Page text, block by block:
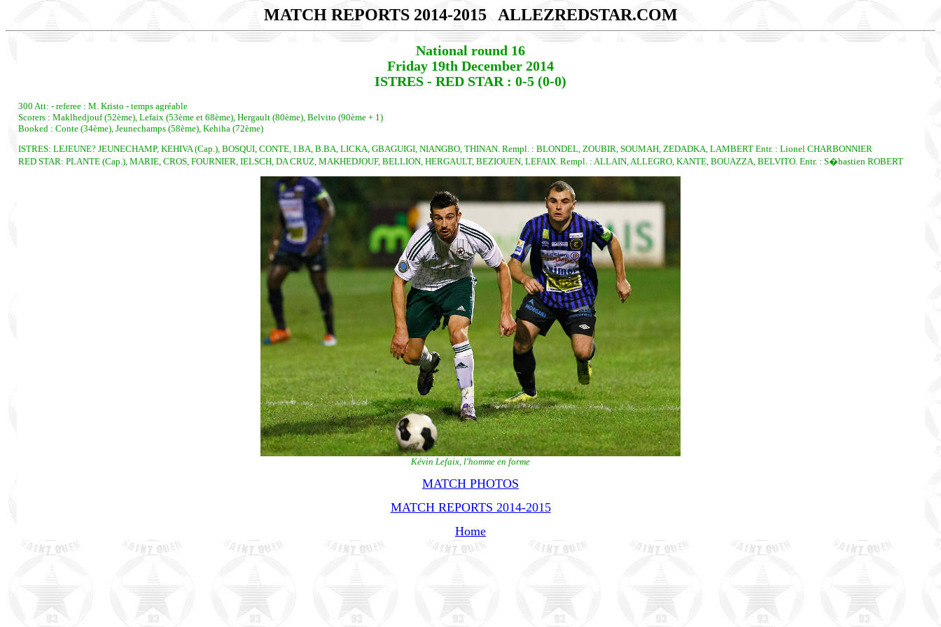
MATCH REPORTS 2014-2015 ALLEZREDSTAR.COM
National round 16
Friday 19th December 2014
ISTRES - RED STAR : 0-5 (0-0)
300 Att: - referee : M. Kristo - temps agréable
Scorers : Maklhedjouf (52ème), Lefaix (53ème et 68ème), Hergault (80ème), Belvito (90ème + 1)
Booked : Conte (34ème), Jeunechamps (58ème), Kehiha (72ème)
ISTRES: LEJEUNE? JEUNECHAMP, KEHIVA (Cap.), BOSQUI, CONTE, I.BA, B.BA, LICKA, GBAGUIGI, NIANGBO, THINAN. Rempl. : BLONDEL, ZOUBIR, SOUMAH, ZEDADKA, LAMBERT Entr. : Lionel CHARBONNIER
RED STAR: PLANTE (Cap.), MARIE, CROS, FOURNIER, IELSCH, DA CRUZ, MAKHEDJOUF, BELLION, HERGAULT, BEZIOUEN, LEFAIX. Rempl. : ALLAIN, ALLEGRO, KANTE, BOUAZZA, BELVITO. Entr. : S�bastien ROBERT
Kévin Lefaix, l'homme en forme
MATCH PHOTOS
MATCH REPORTS 2014-2015
Home